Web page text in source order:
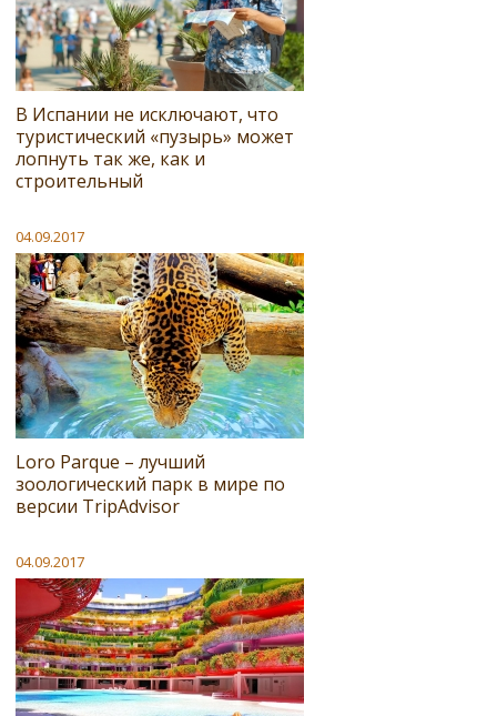
В Испании не исключают, что
туристический «пузырь» может
лопнуть так же, как и
строительный
04.09.2017
Loro Parque – лучший
зоологический парк в мире по
версии TripAdvisor
04.09.2017